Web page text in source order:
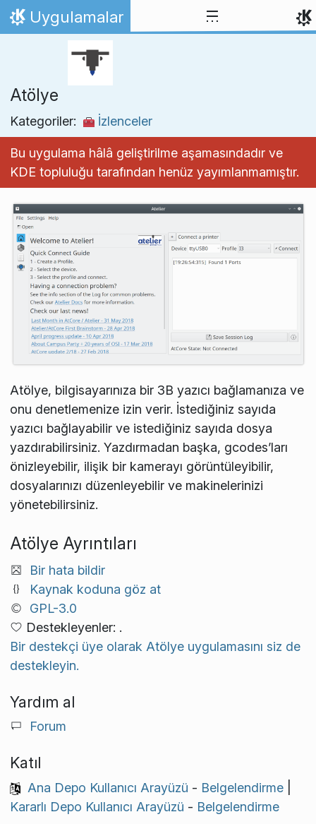
İçeriğe atla
Ana Sayfa
Uygulamalar
Atölye
Kategoriler: İzlenceler
Bu uygulama hâlâ geliştirilme aşamasındadır ve
KDE topluluğu tarafından henüz yayımlanmamıştır.
Atölye, bilgisayarınıza bir 3B yazıcı bağlamanıza ve
onu denetlemenize izin verir. İstediğiniz sayıda
yazıcı bağlayabilir ve istediğiniz sayıda dosya
yazdırabilirsiniz. Yazdırmadan başka, gcodes’ları
önizleyebilir, ilişik bir kamerayı görüntüleyibilir,
dosyalarınızı düzenleyebilir ve makinelerinizi
yönetebilirsiniz.
Atölye Ayrıntıları
Bir hata bildir
Kaynak koduna göz at
GPL-3.0
Destekleyenler: .
Bir destekçi üye olarak Atölye uygulamasını siz de
destekleyin.
Yardım al
Forum
Katıl
Ana Depo Kullanıcı Arayüzü - Belgelendirme|
Kararlı Depo Kullanıcı Arayüzü - Belgelendirme